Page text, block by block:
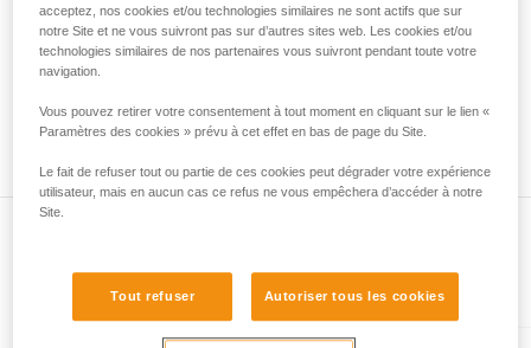
Remarque
Pour les appareils munis d'une bague souple de maintien du
mousqueton (ZIGZAG, PIRANA...), refaites un test de
la bague souple peut avoir été déformée par le premier
mousqueton et ne plus maintenir correctement le second.
Présent dans l'article
acceptez, nos cookies et/ou technologies similaires ne sont actifs que sur
notre Site et ne vous suivront pas sur d’autres sites web. Les cookies et/ou
technologies similaires de nos partenaires vous suivront pendant toute votre
navigation.
Vous pouvez retirer votre consentement à tout moment en cliquant sur le lien «
Paramètres des cookies » prévu à cet effet en bas de page du Site.
Le fait de refuser tout ou partie de ces cookies peut dégrader votre expérience
utilisateur, mais en aucun cas ce refus ne vous empêchera d’accéder à notre
Site.
Tout refuser Autoriser tous les cookies